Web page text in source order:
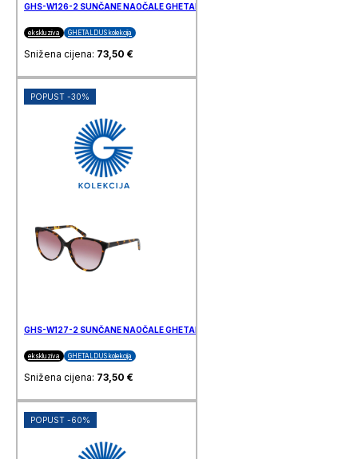
GHS-W126-2 SUNČANE NAOČALE GHETALDUS
ekskluziva GHETALDUS kolekcija
Snižena cijena: 73,50 €
POPUST -30%
GHS-W127-2 SUNČANE NAOČALE GHETALDUS
ekskluziva GHETALDUS kolekcija
Snižena cijena: 73,50 €
POPUST -60%